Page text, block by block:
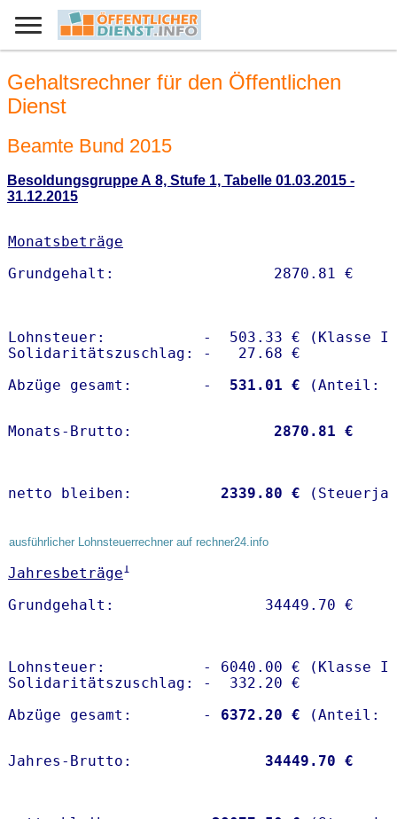
Gehaltsrechner für den Öffentlichen
Dienst
Beamte Bund 2015
Besoldungsgruppe A 8, Stufe 1, Tabelle 01.03.2015 -
31.12.2015
Monatsbeträge
Lohnsteuer:           -  503.33 € (Klasse I)
Solidaritätszuschlag: -   27.68 €
Abzüge gesamt:        -
  531.01 €
Monats-Brutto: 2870.81 €
netto bleiben: 2339.80 €
ausführlicher Lohnsteuerrechner auf rechner24.info
Jahresbeträge1
Lohnsteuer:           - 6040.00 € (Klasse I)
Solidaritätszuschlag: -  332.20 €
Abzüge gesamt:        -
6372.20 €
Jahres-Brutto: 34449.70 €